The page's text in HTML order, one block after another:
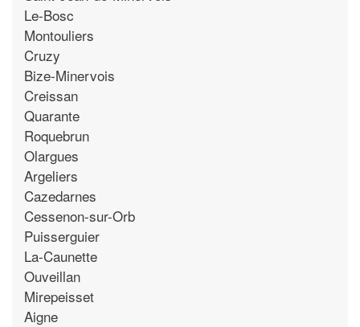
Le-Bosc
Montouliers
Cruzy
Bize-Minervois
Creissan
Quarante
Roquebrun
Olargues
Argeliers
Cazedarnes
Cessenon-sur-Orb
Puisserguier
La-Caunette
Ouveillan
Mirepeisset
Aigne